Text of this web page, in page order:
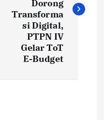
Dorong
Transforma
si Digital,
PTPN IV
Gelar ToT
E-Budget